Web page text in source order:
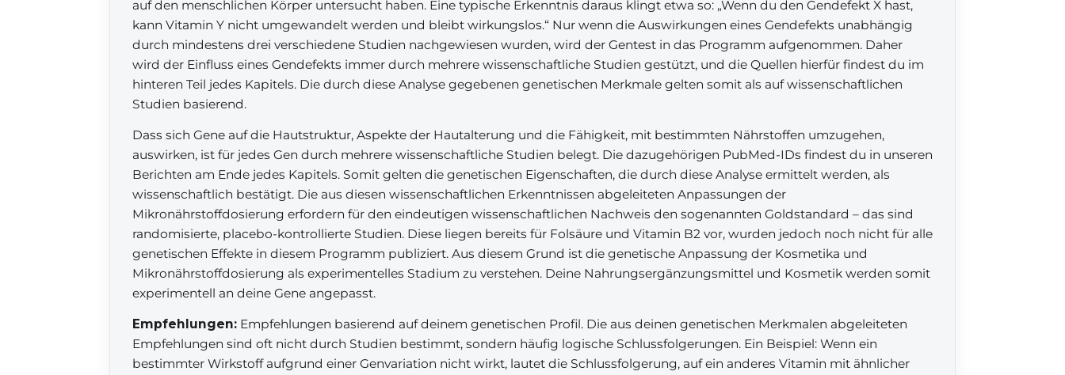
auf den menschlichen Körper untersucht haben. Eine typische Erkenntnis daraus klingt etwa so: „Wenn du den Gendefekt X hast,
kann Vitamin Y nicht umgewandelt werden und bleibt wirkungslos.“ Nur wenn die Auswirkungen eines Gendefekts unabhängig
durch mindestens drei verschiedene Studien nachgewiesen wurden, wird der Gentest in das Programm aufgenommen. Daher
wird der Einfluss eines Gendefekts immer durch mehrere wissenschaftliche Studien gestützt, und die Quellen hierfür findest du im
hinteren Teil jedes Kapitels. Die durch diese Analyse gegebenen genetischen Merkmale gelten somit als auf wissenschaftlichen
Studien basierend.
Dass sich Gene auf die Hautstruktur, Aspekte der Hautalterung und die Fähigkeit, mit bestimmten Nährstoffen umzugehen,
auswirken, ist für jedes Gen durch mehrere wissenschaftliche Studien belegt. Die dazugehörigen PubMed-IDs findest du in unseren
Berichten am Ende jedes Kapitels. Somit gelten die genetischen Eigenschaften, die durch diese Analyse ermittelt werden, als
wissenschaftlich bestätigt. Die aus diesen wissenschaftlichen Erkenntnissen abgeleiteten Anpassungen der
Mikronährstoffdosierung erfordern für den eindeutigen wissenschaftlichen Nachweis den sogenannten Goldstandard – das sind
randomisierte, placebo-kontrollierte Studien. Diese liegen bereits für Folsäure und Vitamin B2 vor, wurden jedoch noch nicht für alle
genetischen Effekte in diesem Programm publiziert. Aus diesem Grund ist die genetische Anpassung der Kosmetika und
Mikronährstoffdosierung als experimentelles Stadium zu verstehen. Deine Nahrungsergänzungsmittel und Kosmetik werden somit
experimentell an deine Gene angepasst.
Empfehlungen: Empfehlungen basierend auf deinem genetischen Profil. Die aus deinen genetischen Merkmalen abgeleiteten
Empfehlungen sind oft nicht durch Studien bestimmt, sondern häufig logische Schlussfolgerungen. Ein Beispiel: Wenn ein
bestimmter Wirkstoff aufgrund einer Genvariation nicht wirkt, lautet die Schlussfolgerung, auf ein anderes Vitamin mit ähnlicher